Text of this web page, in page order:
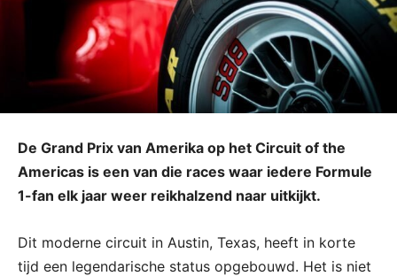
De Grand Prix van Amerika op het Circuit of the
Americas is een van die races waar iedere Formule
1-fan elk jaar weer reikhalzend naar uitkijkt.
Dit moderne circuit in Austin, Texas, heeft in korte
tijd een legendarische status opgebouwd. Het is niet